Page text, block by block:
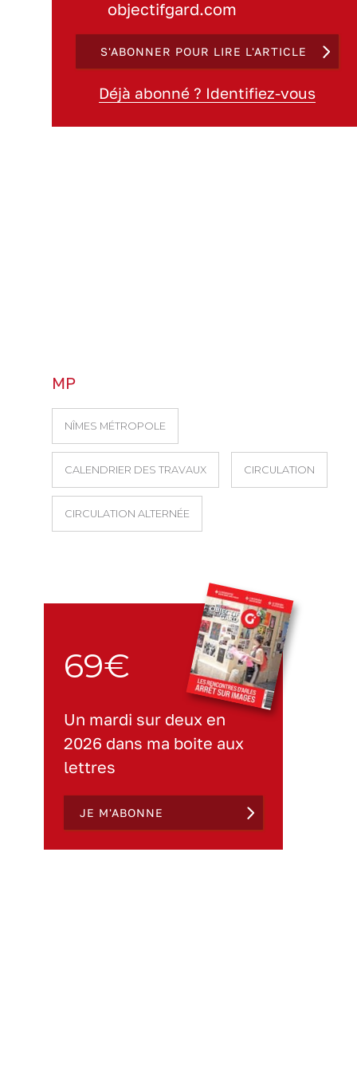
objectifgard.com
S'ABONNER POUR LIRE L'ARTICLE
Déjà abonné ? Identifiez-vous
MP
NÎMES MÉTROPOLE
CALENDRIER DES TRAVAUX CIRCULATION
CIRCULATION ALTERNÉE
69€
Un mardi sur deux en
2026 dans ma boite aux
lettres
JE M'ABONNE